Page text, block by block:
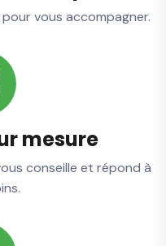
vous accompagner.
mesure
conseille et répond à